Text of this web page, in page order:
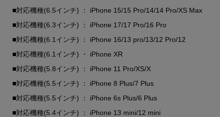
■対応機種(6.5インチ) ： iPhone 15/15 Pro/14/14 Pro/XS Max
■対応機種(6.3インチ) ： iPhone 17/17 Pro/16 Pro
■対応機種(6.1インチ) ： iPhone 16/13 pro/13/12 Pro/12
■対応機種(6.1インチ) ・ iPhone XR
■対応機種(5.8インチ) ： iPhone 11 Pro/XS/X
■対応機種(5.5インチ) ： iPhone 8 Plus/7 Plus
■対応機種(5.5インチ) ： iPhone 6s Plus/6 Plus
■対応機種(5.4インチ) ： iPhone 13 mini/12 mini